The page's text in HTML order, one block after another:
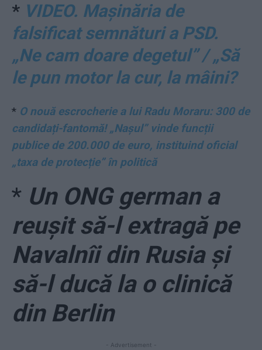
* VIDEO. Mașinăria de
falsificat semnături a PSD.
„Ne cam doare degetul” / „Să
le pun motor la cur, la mâini?
* O nouă escrocherie a lui Radu Moraru: 300 de
candidați-fantomă! „Nașul” vinde funcții
publice de 200.000 de euro, instituind oficial
„taxa de protecție” în politică
* Un ONG german a
reușit să-l extragă pe
Navalnîi din Rusia și
să-l ducă la o clinică
din Berlin
- Advertisement -